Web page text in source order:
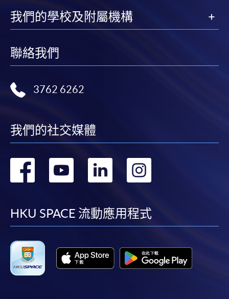
我們的學校及附屬機構
聯絡我們
3762 6262
我們的社交媒體
轉
facebook
轉
youtube
轉
linkedin
轉
HKU SPACE 流動應用程式